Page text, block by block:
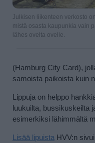
Julkisen liikenteen verkosto
mistä osasta kaupunkia vain
lähes ovelta ovelle.
(Hamburg City Card),
samoista paikoista kuin
Lippuja on helppo
luukuilta, bussikuskeilta
esimerkiksi lähimmältä
Lisää lipuista HVV:n